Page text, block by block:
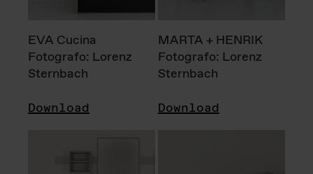
EVA Cucina
Fotografo: Lorenz
Sternbach
Download
MARTA + HENRIK
Fotografo: Lorenz
Sternbach
Download